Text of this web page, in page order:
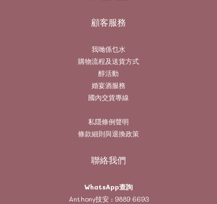
顧客服務
我哋係乜水
購物流程及送貨方式
醇活動
婚宴酒服務
國內交貨專線
私隱條例聲明
條款細則與退換政策
聯絡我們
WhatsApp查詢
Anthony技安 : 9889 6693